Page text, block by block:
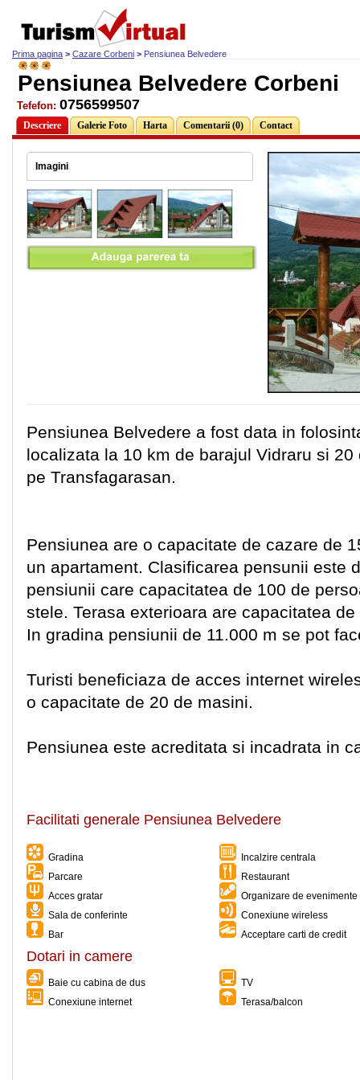
Prima pagina > Cazare Corbeni > Pensiunea Belvedere
Pensiunea Belvedere Corbeni
Tefefon: 0756599507
Descriere Galerie Foto Harta Comentarii (0) Contact
Imagini
Pensiunea Belvedere a fost data in
localizata la 10 km de barajul Vidraru si
pe Transfagarasan.
Pensiunea are o capacitate de cazare de
un apartament. Clasificarea pensunii este
pensiunii care capacitatea de 100 de
stele. Terasa exterioara are capacitatea
In gradina pensiunii de 11.000 m se pot
Turisti beneficiaza de acces internet
o capacitate de 20 de masini.
Pensiunea este acreditata si incadrata in
Facilitati generale Pensiunea Belvedere
Gradina
Incalzire centrala
Parcare
Restaurant
Acces gratar
Organizare de
Sala de conferinte
Conexiune wireless
Bar
Acceptare carti de credit
Dotari in camere
Baie cu cabina de dus
TV
Conexiune internet
Terasa/balcon